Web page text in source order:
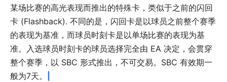
某场比赛的高光表现而推出的特殊卡，类似于之前的闪回
卡 (Flashback). 不同的是，闪回卡是以球员之前整个赛季
的表现为基准，而球员时刻卡是以单场比赛的表现为基
准。入选球员时刻卡的球员选择完全由 EA 决定，会贯穿
整个赛季，以 SBC 形式推出，不可交易。SBC 有效期一
般为7天。